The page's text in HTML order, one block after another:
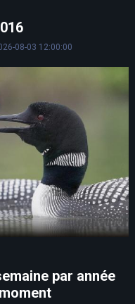
08-03 12:00:00
par année